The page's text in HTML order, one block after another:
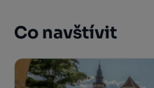
Co navštívit